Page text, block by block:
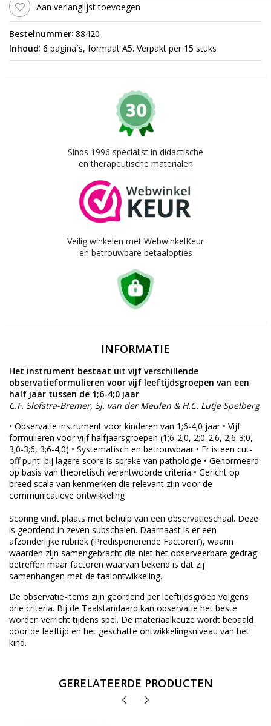
Aan verlanglijst toevoegen
Bestelnummer: 88420
Inhoud: 6 pagina`s, formaat A5. Verpakt per 15 stuks
Sinds 1996 specialist in didactische
en therapeutische materialen
Veilig winkelen met WebwinkelKeur
en betrouwbare betaalopties
INFORMATIE
Het instrument bestaat uit vijf verschillende
observatieformulieren voor vijf leeftijdsgroepen van een
half jaar tussen de 1;6-4;0 jaar
C.F. Slofstra-Bremer, Sj. van der Meulen & H.C. Lutje Spelberg
• Observatie instrument voor kinderen van 1;6-4;0 jaar • Vijf
formulieren voor vijf halfjaarsgroepen (1;6-2;0, 2;0-2;6, 2;6-3;0,
3;0-3;6, 3;6-4;0) • Systematisch en betrouwbaar • Er is een cut-
off punt: bij lagere score is sprake van pathologie • Genormeerd
op basis van theoretisch verantwoorde criteria • Gericht op
breed scala van kenmerken die relevant zijn voor de
communicatieve ontwikkeling
Scoring vindt plaats met behulp van een observatieschaal. Deze
is geordend in zeven subschalen. Daarnaast is er een
afzonderlijke rubriek (‘Predisponerende Factoren’), waarin
waarden zijn samengebracht die niet het observeerbare gedrag
betreffen maar factoren waarvan bekend is dat zij
samenhangen met de taalontwikkeling.
De observatie-items zijn geordend per leeftijdsgroep volgens
drie criteria. Bij de Taalstandaard kan observatie het beste
worden verricht tijdens spel. De materiaalkeuze wordt bepaald
door de leeftijd en het geschatte ontwikkelingsniveau van het
kind.
GERELATEERDE PRODUCTEN